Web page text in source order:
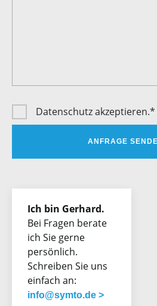
Datenschutzakzeptieren.*
Ich bin Gerhard.
Bei Fragen berate
ich Sie gerne
persönlich.
Schreiben Sie uns
einfach an:
info@symto.de >